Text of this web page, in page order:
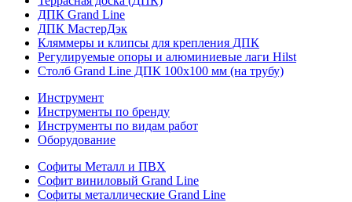
ДПК Grand Line
ДПК МастерДэк
Кляммеры и клипсы для крепления ДПК
Регулируемые опоры и алюминиевые лаги Hilst
Столб Grand Line ДПК 100х100 мм (на трубу)
Инструмент
Инструменты по бренду
Инструменты по видам работ
Оборудование
Софиты Металл и ПВХ
Софит виниловый Grand Line
Софиты металлические Grand Line